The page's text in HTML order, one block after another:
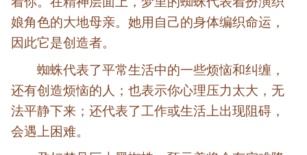
娘角色的大地母亲。她用自己的身体编织命运，
因此它是创造者。
蜘蛛代表了平常生活中的一些烦恼和纠缠，
还有创造烦恼的人；也表示你心理压力太大，无
法平静下来；还代表了工作或生活上出现阻碍，
会遇上困难。